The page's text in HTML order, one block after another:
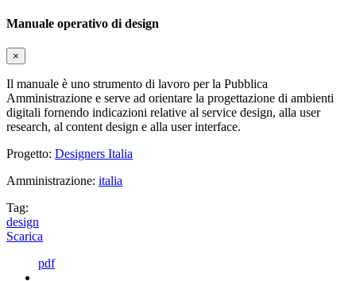
Manuale operativo di design
×
Il manuale è uno strumento di lavoro per la Pubblica
Amministrazione e serve ad orientare la progettazione di ambienti
digitali fornendo indicazioni relative al service design, alla user
research, al content design e alla user interface.
Progetto: Designers Italia
Amministrazione: italia
Tag:
design
Scarica
pdf